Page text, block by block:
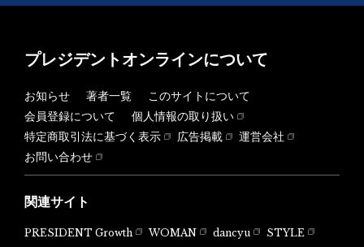
プレジデントオンラインについて
お知らせ 著者一覧
このサイトについて
会員登録について
個人情報の取り扱い
特定商取引法に基づく表示
広告掲載
運営会社
お問い合わせ
関連サイト
PRESIDENT Growth WOMAN dancyu
STYLE